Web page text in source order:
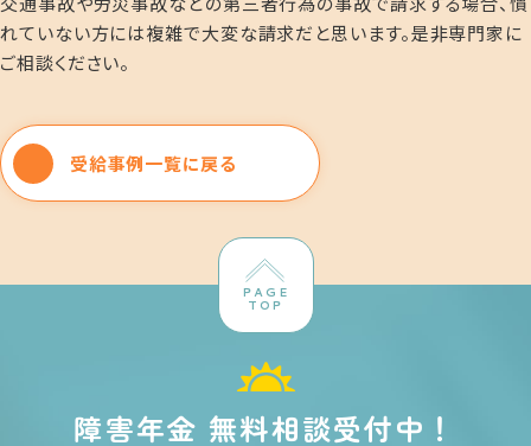
れていない方には複雑で大変な請求だと思います。是非専門家に
ご相談ください。
受給事例一覧に戻る
PAGE
TOP
障害年金 無料相談受付中！